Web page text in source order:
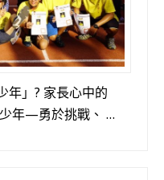
年」? 家長心中的
年—勇於挑戰、 …